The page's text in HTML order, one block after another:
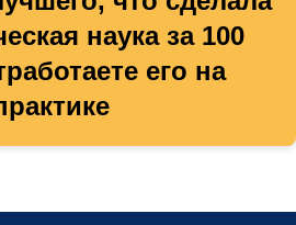
наука за 100
его на